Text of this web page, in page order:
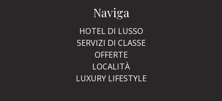
Naviga
HOTEL DI LUSSO
SERVIZI DI CLASSE
OFFERTE
LOCALITÀ
LUXURY LIFESTYLE